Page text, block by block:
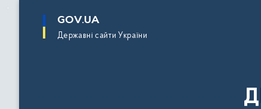
основного
GOV.UA
Державні сайти України